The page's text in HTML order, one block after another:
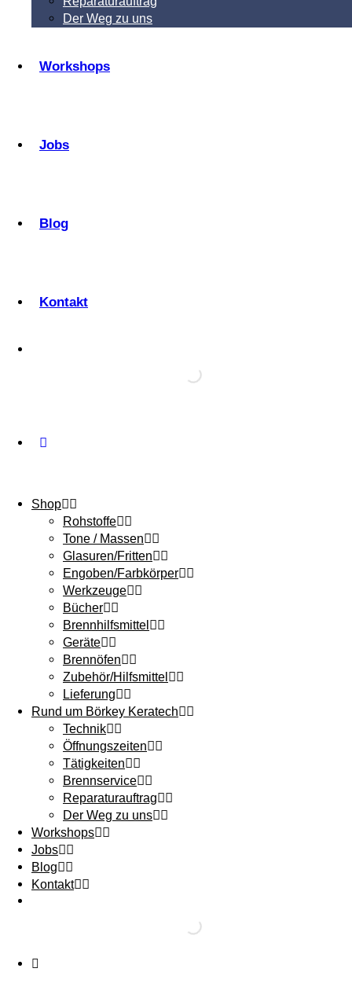
Der Weg zu uns
Workshops
Jobs
Blog
Kontakt
Shop
Rohstoffe
Tone / Massen
Glasuren/Fritten
Engoben/Farbkörper
Werkzeuge
Bücher
Brennhilfsmittel
Geräte
Brennöfen
Zubehör/Hilfsmittel
Lieferung
Rund um Börkey Keratech
Technik
Öffnungszeiten
Tätigkeiten
Brennservice
Reparaturauftrag
Der Weg zu uns
Workshops
Jobs
Blog
Kontakt